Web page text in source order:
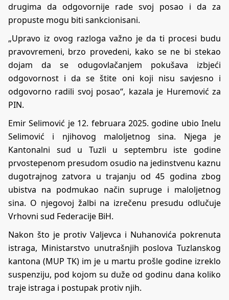
drugima da odgovornije rade svoj posao i da za
propuste mogu biti sankcionisani.
„Upravo iz ovog razloga važno je da ti procesi budu
pravovremeni, brzo provedeni, kako se ne bi stekao
dojam da se odugovlačanjem pokušava izbjeći
odgovornost i da se štite oni koji nisu savjesno i
odgovorno radili svoj posao“, kazala je Huremović za
PIN.
Emir Selimović je 12. februara 2025. godine ubio Inelu
Selimović i njihovog maloljetnog sina. Njega je
Kantonalni sud u Tuzli u septembru iste godine
prvostepenom presudom osudio na jedinstvenu kaznu
dugotrajnog zatvora u trajanju od 45 godina zbog
ubistva na podmukao način supruge i maloljetnog
sina. O njegovoj žalbi na izrečenu presudu odlučuje
Vrhovni sud Federacije BiH.
Nakon što je protiv Valjevca i Nuhanovića pokrenuta
istraga, Ministarstvo unutrašnjih poslova Tuzlanskog
kantona (MUP TK) im je u martu prošle godine izreklo
suspenziju, pod kojom su duže od godinu dana koliko
traje istraga i postupak protiv njih.